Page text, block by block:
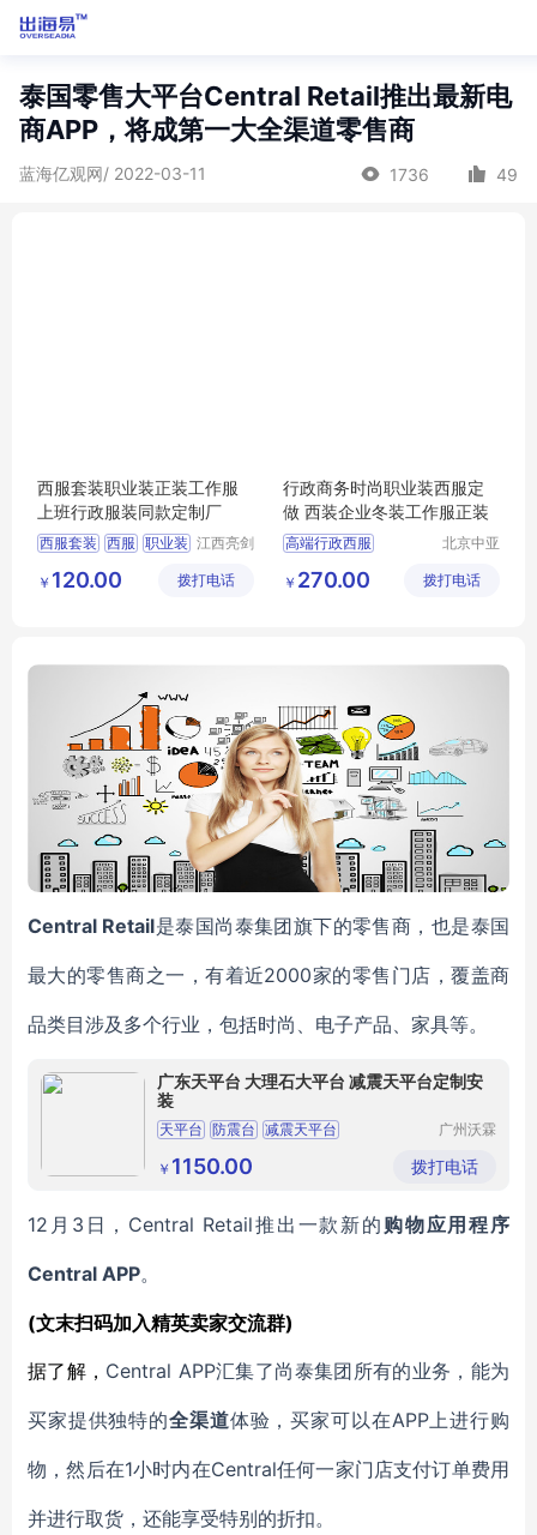
泰国零售大平台Central Retail推出最新电
商APP，将成第一大全渠道零售商
蓝海亿观网/ 2022-03-11 1736 49
西服套装职业装正装工作服
上班行政服装同款定制厂
西服套装 西服 职业装 江西亮剑
公司
￥ 120.00 拨打电话
行政商务时尚职业装西服定
做 西装企业冬装工作服正装
高端行政西服
商务女士职业套装
北京中亚
限公司
￥ 270.00 拨打电话
Central Retail是泰国尚泰集团旗下的零售商，也是泰国
最大的零售商之一，有着近2000家的零售门店，覆盖商
品类目涉及多个行业，包括时尚、电子产品、家具等。
广东天平台 大理石大平台 减震天平台定制安
装
天平台 防震台 减震天平台
广州沃霖
备有限公
司
￥ 1150.00 拨打电话
12月3日，Central Retail推出一款新的 购物应用程序
Central APP。
(文末扫码加入精英卖家交流群)
据了解， Central APP汇集了尚泰集团所有的业务，能为
买家提供独特的全渠道体验 ，买家可以在APP上进行购
物，然后在1小时内在Central任何一家门店支付订单费用
并进行取货，还能享受特别的折扣。